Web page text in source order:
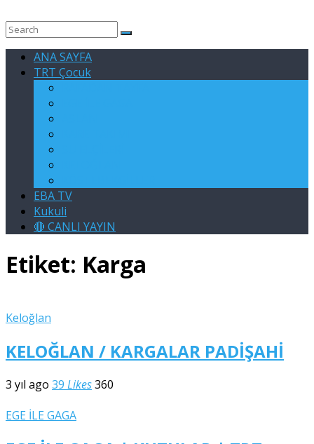
ANA SAYFA
TRT Çocuk
EBA TV
Kukuli
🔴 CANLI YAYIN
Etiket: Karga
Keloğlan
KELOĞLAN / KARGALAR PADİŞAHİ
3 yıl ago 39 Likes360
EGE İLE GAGA